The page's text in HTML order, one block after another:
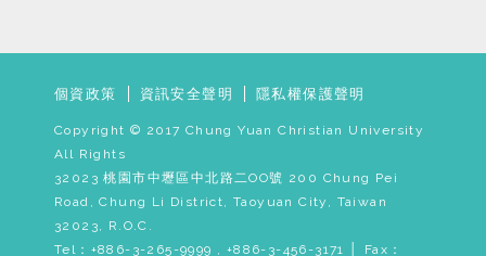
個資政策 資訊安全聲明 隱私權保護聲明
Copyright © 2017 Chung Yuan Christian University
All Rights
32023 桃園市中壢區中北路二OO號 200 Chung Pei
Road, Chung Li District, Taoyuan City, Taiwan
32023, R.O.C.
Tel：+886-3-265-9999 , +886-3-456-3171 │ Fax：